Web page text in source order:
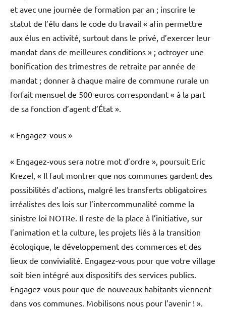
et avec une journée de formation par an ; inscrire le
statut de l’élu dans le code du travail « afin permettre
aux élus en activité, surtout dans le privé, d’exercer leur
mandat dans de meilleures conditions » ; octroyer une
bonification des trimestres de retraite par année de
mandat ; donner à chaque maire de commune rurale un
forfait mensuel de 500 euros correspondant « à la part
de sa fonction d’agent d’État ».
« Engagez-vous »
« Engagez-vous sera notre mot d’ordre », poursuit Eric
Krezel, « Il faut montrer que nos communes gardent des
possibilités d’actions, malgré les transferts obligatoires
irréalistes des lois sur l’intercommunalité comme la
sinistre loi NOTRe. Il reste de la place à l’initiative, sur
l’animation et la culture, les projets liés à la transition
écologique, le développement des commerces et des
lieux de convivialité. Engagez-vous pour que votre village
soit bien intégré aux dispositifs des services publics.
Engagez-vous pour que de nouveaux habitants viennent
dans vos communes. Mobilisons nous pour l’avenir ! ».